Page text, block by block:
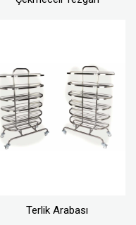
Terlik Arabası